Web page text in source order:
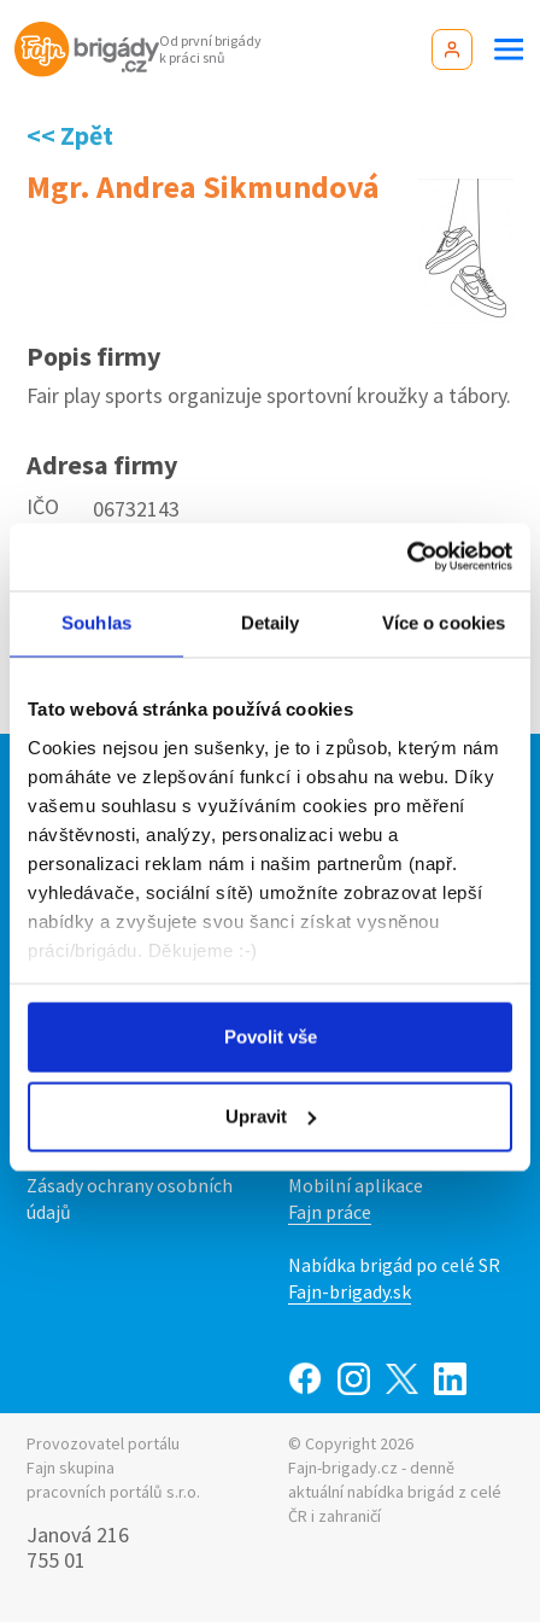
Souhlas Detaily Více o cookies
Tato webová stránka používá cookies
Cookies nejsou jen sušenky, je to i způsob, kterým nám
pomáháte ve zlepšování funkcí i obsahu na webu. Díky
vašemu souhlasu s využíváním cookies pro měření
návštěvnosti, analýzy, personalizaci webu a
personalizaci reklam nám i našim partnerům (např.
vyhledávače, sociální sítě) umožníte zobrazovat lepší
nabídky a zvyšujete svou šanci získat vysněnou
práci/brigádu. Děkujeme :-)
Povolit vše
Upravit
Od první brigády
k práci snů
<< Zpět
Mgr. Andrea Sikmundová
Popis firmy
Fair play sports organizuje sportovní kroužky a tábory.
Adresa firmy
IČO
06732143
Aktuální brigády
prosím znovu za pár dní.
Brigádníci
Články
Hledané brigády
Firmy
Vložit inzerát
Ceník
Propagace
Podmínky
Upravit předvolby cookies
Nabídky na web
Zásady ochrany osobních
údajů
Mobilní aplikace
Nabídka práce z celé ČR
INwork.cz
Mobilní aplikace
Fajn práce
Nabídka brigád po celé SR
Fajn-brigady.sk
Provozovatel portálu
Fajn skupina
pracovních portálů s.r.o.
Janová 216
755 01
© Copyright 2026
Fajn-brigady.cz - denně
aktuální nabídka brigád z celé
ČR i zahraničí